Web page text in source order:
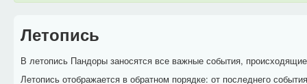
Летопись
В летопись Пандоры заносятся все важные события,
Летопись отображается в обратном порядке: от последнего